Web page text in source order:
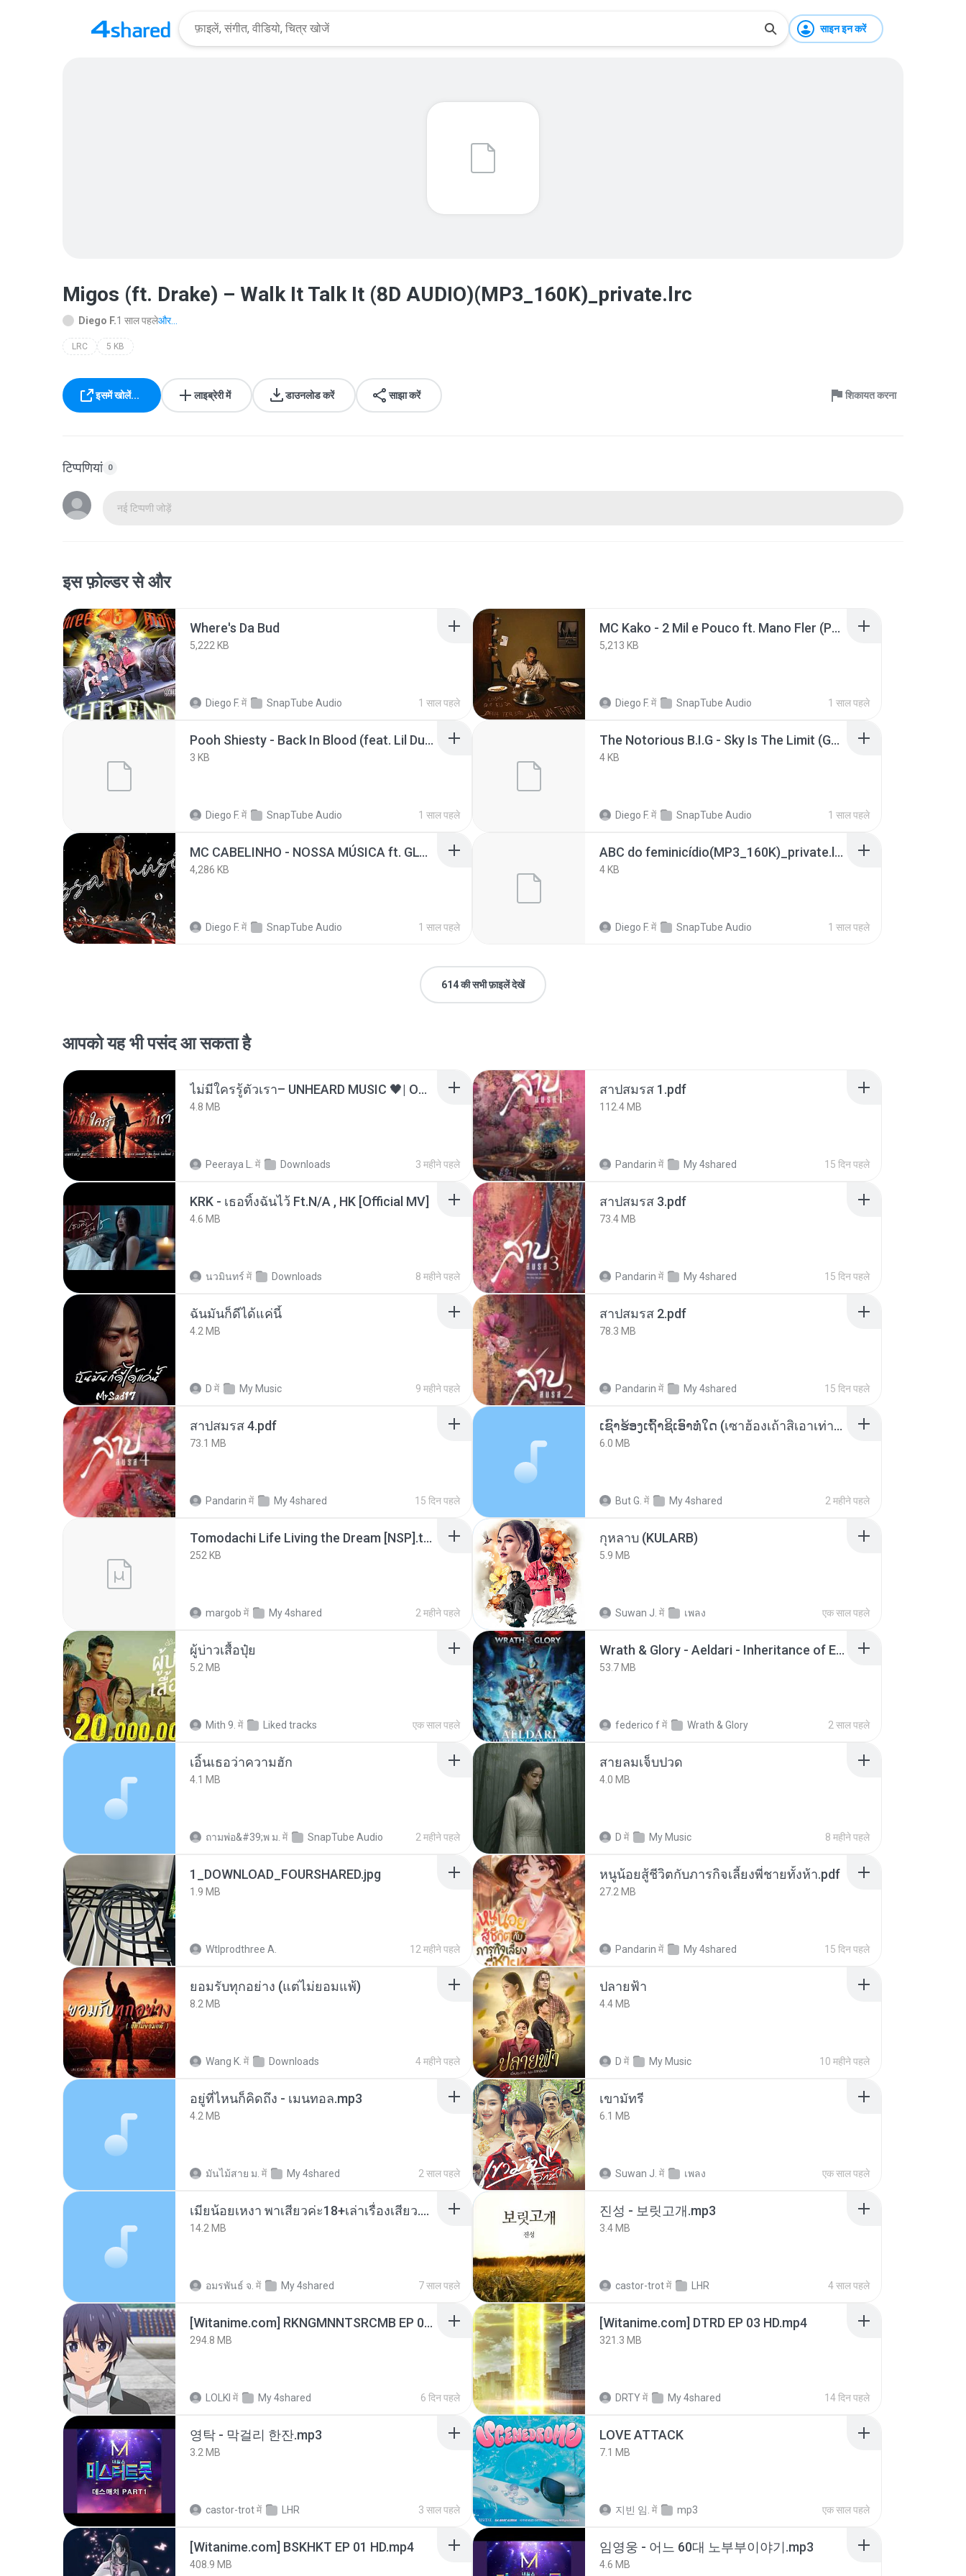
साइन इन करें
Migos (ft. Drake) – Walk It Talk It (8D AUDIO)(MP3_160K)_private.lrc
Diego F.1 साल पहलेऔर...
LRC 5 KB
इसमें खोलें... लाइब्रेरी में डाउनलोड करें साझा करें शिकायत करना
टिप्पणियां 0
नई टिप्पणी जोड़ें
इस फ़ोल्डर से और
Where's Da Bud
5,222 KB
Diego F. में SnapTube Audio 1 साल पहले
MC Kako - 2 Mil e Pouco ft. Mano Fler (Pêpa Beatmaker)
5,213 KB
Diego F. में SnapTube Audio 1 साल पहले
Pooh Shiesty - Back In Blood (feat. Lil Durk) [Official Music Video](MP3_160K)_private.lrc
3 KB
Diego F. में SnapTube Audio 1 साल पहले
The Notorious B.I.G - Sky Is The Limit (GRVTYBeats Remix)(MP3_160K)_private.lrc
4 KB
Diego F. में SnapTube Audio 1 साल पहले
MC CABELINHO - NOSSA MÚSICA ft. GLORIA GROOVE (prod. DALLASS)
4,286 KB
Diego F. में SnapTube Audio 1 साल पहले
ABC do feminicídio(MP3_160K)_private.lrc
4 KB
Diego F. में SnapTube Audio 1 साल पहले
614 की सभी फ़ाइलें देखें
आपको यह भी पसंद आ सकता है
ไม่มีใครรู้ตัวเรา– UNHEARD MUSIC 🖤| Official Lyric Video | เพลงสู้ชีวิต
4.8 MB
Peeraya L. में Downloads 3 महीने पहले
สาปสมรส 1.pdf
112.4 MB
Pandarin में My 4shared 15 दिन पहले
KRK - เธอทิ้งฉันไว้ Ft.N/A , HK [Official MV]
4.6 MB
นวมินทร์ में Downloads 8 महीने पहले
สาปสมรส 3.pdf
73.4 MB
Pandarin में My 4shared 15 दिन पहले
ฉันมันก็ดีได้แค่นี้
4.2 MB
D में My Music 9 महीने पहले
สาปสมรส 2.pdf
78.3 MB
Pandarin में My 4shared 15 दिन पहले
สาปสมรส 4.pdf
73.1 MB
Pandarin में My 4shared 15 दिन पहले
ເຊົາຮ້ອງເຖົ້າຊິເອົາທໍ່ໃດ (เซาฮ้องเถ้าสิเอาเท่าใด) ບຸນເກີດ ຫນູຫ່ວງ ft. ໂສພາ ຈຸນທະລາ
6.0 MB
But G. में My 4shared 2 महीने पहले
Tomodachi Life Living the Dream [NSP].torrent
252 KB
margob में My 4shared 2 महीने पहले
กุหลาบ (KULARB)
5.9 MB
Suwan J. में เพลง एक साल पहले
ผู้บ่าวเสื้อปุ๋ย
5.2 MB
Mith 9. में Liked tracks एक साल पहले
Wrath & Glory - Aeldari - Inheritance of Embers.pdf
53.7 MB
federico fमें Wrath & Glory 2 साल पहले
เอิ้นเธอว่าความฮัก
4.1 MB
ถามพ่อ&#39;พ ม. में SnapTube Audio 2 महीने पहले
สายลมเจ็บปวด
4.0 MB
D में My Music 8 महीने पहले
1_DOWNLOAD_FOURSHARED.jpg
1.9 MB
Wtlprodthree A. 12 महीने पहले
หนูน้อยสู้ชีวิตกับภารกิจเลี้ยงพี่ชายทั้งห้า.pdf
27.2 MB
Pandarin में My 4shared 15 दिन पहले
ยอมรับทุกอย่าง (แต่ไม่ยอมแพ้)
8.2 MB
Wang K. में Downloads 4 महीने पहले
ปลายฟ้า
4.4 MB
D में My Music 10 महीने पहले
อยู่ที่ไหนก็คิดถึง - เมนทอล.mp3
4.2 MB
มันไม้สาย ม. में My 4shared 2 साल पहले
เขามัทรี
6.1 MB
Suwan J. में เพลง एक साल पहले
เมียน้อยเหงา พาเสียวค่ะ18+เล่าเรื่องเสียว.mp3
14.2 MB
อมรพันธ์ จ. में My 4shared 7 साल पहले
진성 - 보릿고개.mp3
3.4 MB
castor-trotमें LHR 4 साल पहले
[Witanime.com] RKNGMNNTSRCMB EP 06 HD.mp4
294.8 MB
LOLKI में My 4shared 6 दिन पहले
[Witanime.com] DTRD EP 03 HD.mp4
321.3 MB
DRTYमें My 4shared 14 दिन पहले
영탁 - 막걸리 한잔.mp3
3.2 MB
castor-trotमें LHR 3 साल पहले
LOVE ATTACK
7.1 MB
지빈 임. में mp3 एक साल पहले
[Witanime.com] BSKHKT EP 01 HD.mp4
408.9 MB
임영웅 - 어느 60대 노부부이야기.mp3
4.6 MB